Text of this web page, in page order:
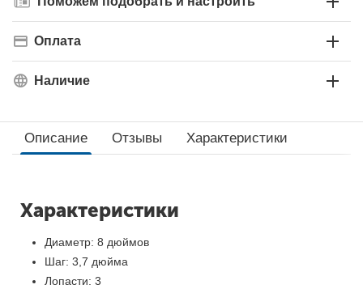
Оплата
Наличие
Описание Отзывы Характеристики
Характеристики
Диаметр: 8 дюймов
Шаг: 3,7 дюйма
Лопасти: 3